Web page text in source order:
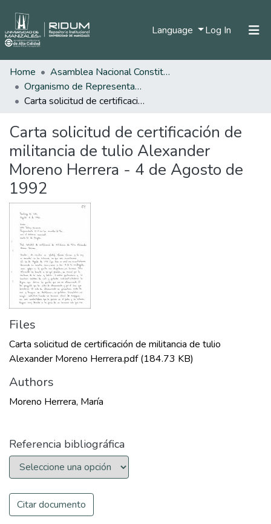
Language Log In (current)
Home
Asamblea Nacional Constituyente
Organismo de Representantes Constituyente
Carta solicitud de certificación de militancia de tulio Alexander Moreno Herrera - 4 de Agosto de 1992
Carta solicitud de certificación de
militancia de tulio Alexander
Moreno Herrera - 4 de Agosto de
1992
Files
Carta solicitud de certificación de militancia de tulio
Alexander Moreno Herrera.pdf(184.73 KB)
Authors
Moreno Herrera, María
Referencia bibliográfica
Citar documento